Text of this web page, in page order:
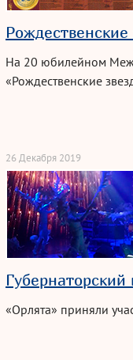
На 20 юбилейном
«Рождественские
26 Декабря 2019
«Орлята» приняли